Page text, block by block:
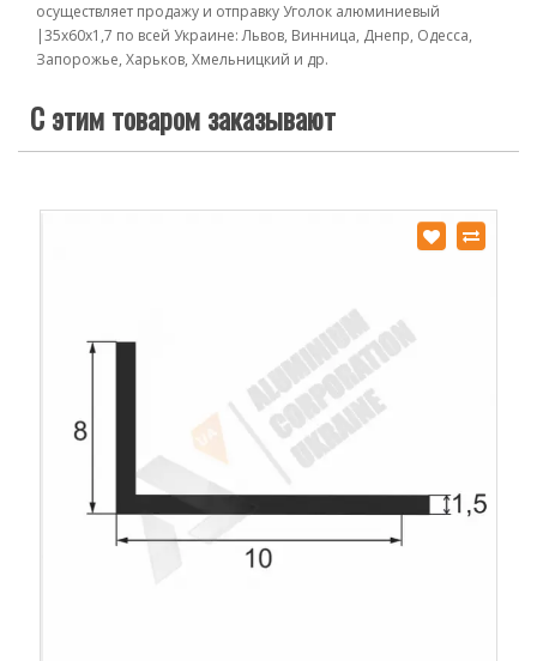
осуществляет продажу и отправку Уголок алюминиевый
|35х60х1,7 по всей Украине: Львов, Винница, Днепр, Одесса,
Запорожье, Харьков, Хмельницкий и др.
С этим товаром заказывают